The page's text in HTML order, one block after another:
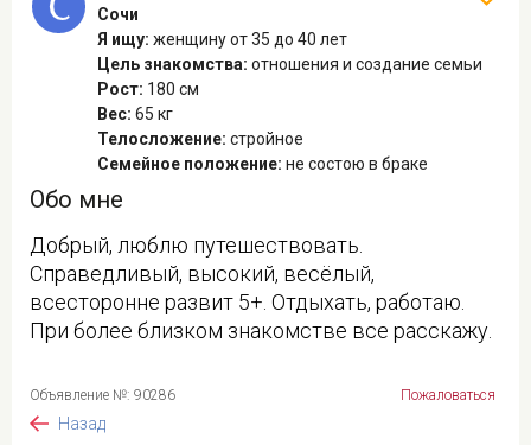
Сочи
Я ищу: женщинуот 35 до 40 лет
Цель знакомства: отношения и создание семьи
Рост: 180 см
Вес: 65 кг
Телосложение: стройное
Семейное положение: не состою в браке
Обо мне
Добрый, люблю путешествовать.
Справедливый, высокий, весёлый,
всесторонне развит 5+. Отдыхать, работаю.
При более близком знакомстве все расскажу.
Объявление №: 90286 Пожаловаться
Назад